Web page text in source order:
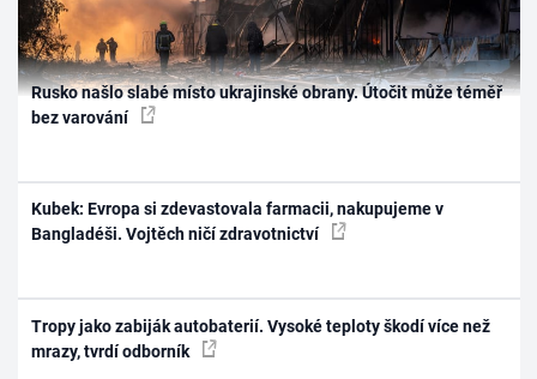
Rusko našlo slabé místo ukrajinské obrany. Útočit může téměř
bez varování
Kubek: Evropa si zdevastovala farmacii, nakupujeme v
Bangladéši. Vojtěch ničí zdravotnictví
Tropy jako zabiják autobaterií. Vysoké teploty škodí více než
mrazy, tvrdí odborník